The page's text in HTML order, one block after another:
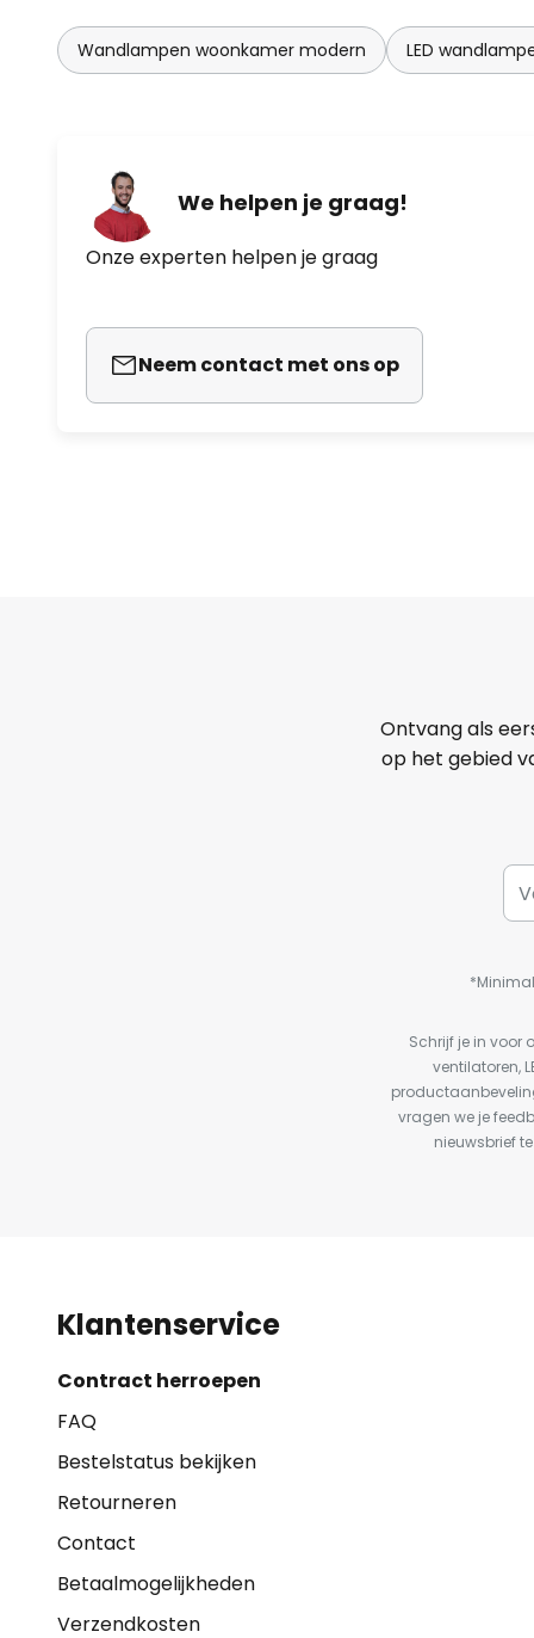
Wandlampen woonkamer modern LED
We helpen je graag!
Onze experten helpen je graag
Neem contact met ons op
Ontvang als
op het gebied
Schrijf je in voor
ventilatoren,
vragen we je
nieuwsbrief
Klantenservice
Contract herroepen
FAQ
Bestelstatus bekijken
Retourneren
Contact
Betaalmogelijkheden
Verzendkosten